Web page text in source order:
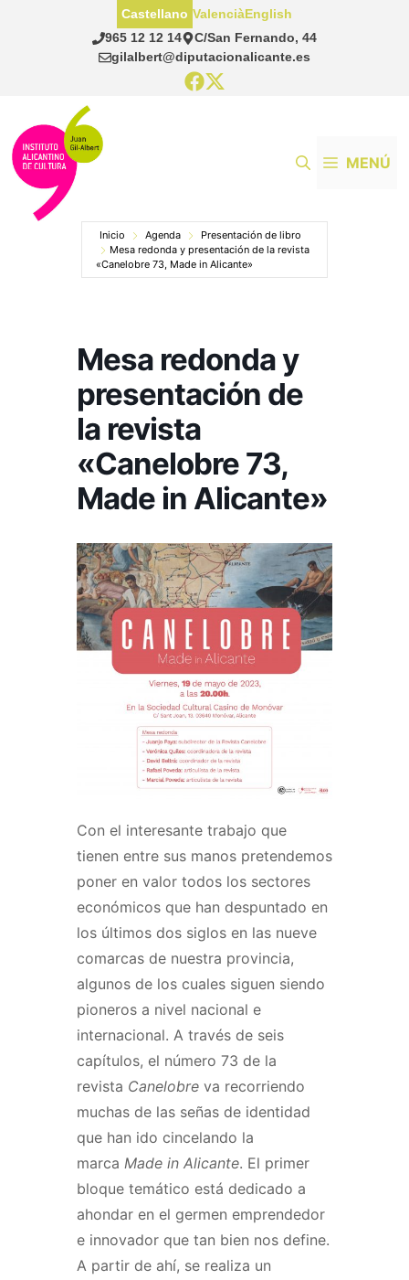
965 12 12 14
C/San Fernando, 44
gilalbert@diputacionalicante.es
Castellano ValenciàEnglish
MENÚ
Inicio Agenda
Presentación de libro
Mesa redonda y presentación de la revista
«Canelobre 73, Made in Alicante»
Mesa redonda y
presentación de
la revista
«Canelobre 73,
Made in Alicante»
Con el interesante trabajo que
tienen entre sus manos pretendemos
poner en valor todos los sectores
económicos que han despuntado en
los últimos dos siglos en las nueve
comarcas de nuestra provincia,
algunos de los cuales siguen siendo
pioneros a nivel nacional e
internacional. A través de seis
capítulos, el número 73 de la
revista Canelobre va recorriendo
muchas de las señas de identidad
que han ido cincelando la
marca Made in Alicante. El primer
bloque temático está dedicado a
ahondar en el germen emprendedor
e innovador que tan bien nos define.
A partir de ahí, se realiza un